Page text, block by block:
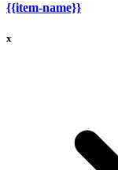
{{item-name}}
x